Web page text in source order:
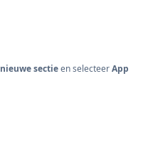
nieuwe sectieen selecteerApp